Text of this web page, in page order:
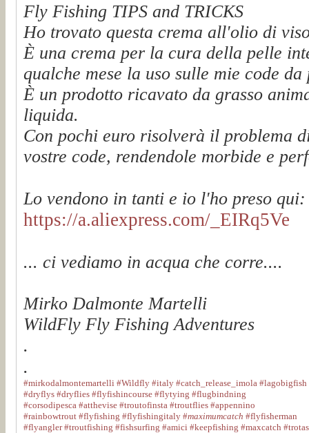
Fly Fishing TIPS and TRICKS
Ho trovato questa crema all'olio di
È una crema per la cura della pelle
qualche mese la uso sulle mie code
È un prodotto ricavato da grasso
liquida.
Con pochi euro risolverà il problema
vostre code, rendendole morbide e
Lo vendono in tanti e io l'ho preso qui:
https://a.aliexpress.com/_EIRq5Ve
... ci vediamo in acqua che corre....
Mirko Dalmonte Martelli
WildFly Fly Fishing Adventures
.
.
#mirkodalmontemartelli #Wildfly #italy #catch_release_imola #lagobigfish
#dryflys #dryflies #flyfishincourse #flytying #flugbindning
#corsodipesca #atthevise #troutofinsta #troutflies #appennino
#rainbowtrout #flyfishing #flyfishingitaly #maximumcatch #flyfisherman
#flyangler #troutfishing #fishsurfing #amici #keepfishing #maxcatch